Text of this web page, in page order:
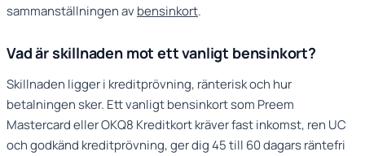
sammanställningen av bensinkort.
Vad är skillnaden mot ett vanligt bensinkort?
Skillnaden ligger i kreditprövning, ränterisk och hur
betalningen sker. Ett vanligt bensinkort som Preem
Mastercard eller OKQ8 Kreditkort kräver fast inkomst, ren UC
och godkänd kreditprövning, ger dig 45 till 60 dagars räntefri